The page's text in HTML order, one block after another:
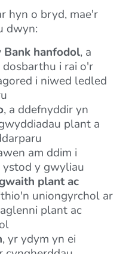
hyn o bryd, mae'r
dwyn:
Bank hanfodol, a
i rai o'r
i niwed ledled
, a ddefnyddir yn
plant a
am ddim i
y gwyliau
plant ac
uniongyrchol ar
plant ac
, yr ydym yn ei